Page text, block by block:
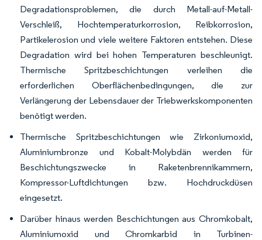
Degradationsproblemen, die durch Metall-auf-Metall-
Verschleiß, Hochtemperaturkorrosion, Reibkorrosion,
Partikelerosion und viele weitere Faktoren entstehen. Diese
Degradation wird bei hohen Temperaturen beschleunigt.
Thermische Spritzbeschichtungen verleihen die
erforderlichen Oberflächenbedingungen, die zur
Verlängerung der Lebensdauer der Triebwerkskomponenten
benötigt werden.
Thermische Spritzbeschichtungen wie Zirkoniumoxid,
Aluminiumbronze und Kobalt-Molybdän werden für
Beschichtungszwecke in Raketenbrennikammern,
Kompressor-Luftdichtungen bzw. Hochdruckdüsen
eingesetzt.
Darüber hinaus werden Beschichtungen aus Chromkobalt,
Aluminiumoxid und Chromkarbid in Turbinen-